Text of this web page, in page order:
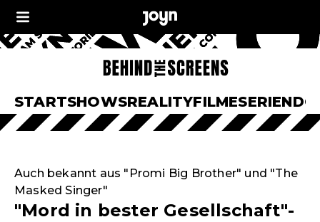
STARTSHOWSREALITYFILMESERIEN
Auch bekannt aus "Promi Big Brother" und "The
Masked Singer"
"Mord in bester Gesellschaft"-